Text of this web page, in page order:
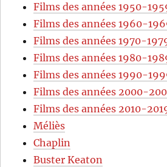
Films des années 1950-
Films des années 1960-
Films des années 1970-
Films des années 1980-
Films des années 1990-
Films des années 2000-
Films des années 2010-
Méliès
Chaplin
Buster Keaton